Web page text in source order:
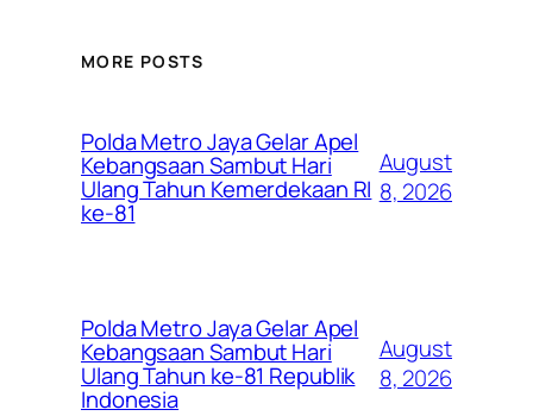
MORE POSTS
Polda Metro Jaya Gelar Apel
Kebangsaan Sambut Hari
Ulang Tahun Kemerdekaan RI
ke-81
August
8, 2026
Polda Metro Jaya Gelar Apel
Kebangsaan Sambut Hari
Ulang Tahun ke-81 Republik
Indonesia
August
8, 2026